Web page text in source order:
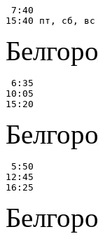
7:40
6:35
10:05
5:50
12:45